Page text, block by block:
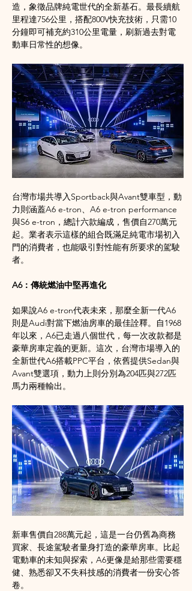
造，象徵品牌純電世代的全新基石。最長續航
里程達756公里，搭配800V快充技術，只需10
分鐘即可補充約310公里電量，刷新過去對電
動車日常性的想像。
台灣市場共導入Sportback與Avant雙車型，動
力則涵蓋A6 e-tron、A6 e-tron performance
與S6 e-tron，總計六款編成，售價自270萬元
起。業者表示這樣的組合既滿足純電市場初入
門的消費者，也能吸引對性能有所要求的駕駛
者。
A6：傳統燃油中堅再進化
如果說A6 e-tron代表未來，那麼全新一代A6
則是Audi對當下燃油房車的最佳詮釋。自1968
年以來，A6已走過八個世代，每一次改款都是
豪華房車定義的更新。這次，台灣市場導入的
全新世代A6搭載PPC平台，依舊提供Sedan與
Avant雙選項，動力上則分別為204匹與272匹
馬力兩種輸出。
新車售價自288萬元起，這是一台仍舊為商務
買家、長途駕駛者量身打造的豪華房車。比起
電動車的未知與探索，A6更像是給那些需要穩
健、熟悉卻又不失科技感的消費者一份安心答
卷。